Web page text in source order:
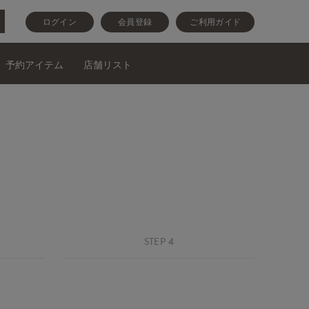
ログイン 会員登録 ご利用ガイド
予約アイテム 店舗リスト
STEP 4